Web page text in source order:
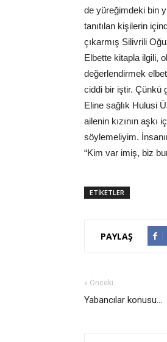
de yüreğimdeki bin
tanıtılan kişilerin
çıkarmış Silivrili
Elbette kitapla ilgili,
değerlendirmek
ciddi bir iştir. Çünkü
Eline sağlık Hulusi
ailenin kızının
söylemeliyim.
“Kim var imiş, biz
ETİKETLER
PAYLAŞ
« Önceki
Yabancılar konusu...